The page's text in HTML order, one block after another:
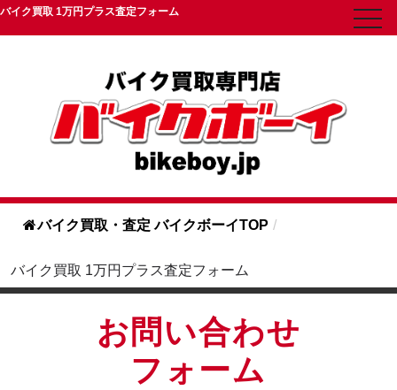
toggle
バイク買取 1万円プラス査定フォーム
バイク買取・査定 バイクボーイTOP /
バイク買取 1万円プラス査定フォーム
お問い合わせ
フォーム